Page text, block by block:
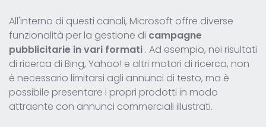
All'interno di questi canali, Microsoft offre diverse
funzionalità per la gestione di campagne
pubblicitarie in vari formati . Ad esempio, nei risultati
di ricerca di Bing, Yahoo! e altri motori di ricerca, non
è necessario limitarsi agli annunci di testo, ma è
possibile presentare i propri prodotti in modo
attraente con annunci commerciali illustrati.